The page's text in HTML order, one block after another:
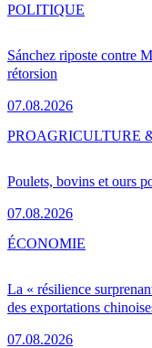
Sánchez riposte contre
rétorsion
07.08.2026
POLITIQUE
Poulets, bovins et ours
07.08.2026
PROAGRICULTURE
La « résilience
des exportations
07.08.2026
ÉCONOMIE